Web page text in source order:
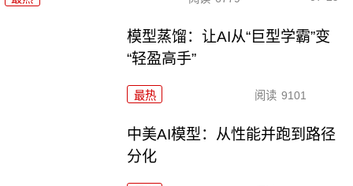
模型蒸馏：让AI从“巨型学霸”变
“轻盈高手”
最热 阅读 9101
中美AI模型：从性能并跑到路径
分化